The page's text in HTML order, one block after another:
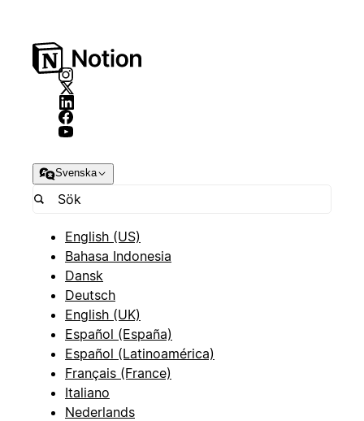
Svenska
English (US)
Bahasa Indonesia
Dansk
Deutsch
English (UK)
Español (España)
Español (Latinoamérica)
Français (France)
Italiano
Nederlands